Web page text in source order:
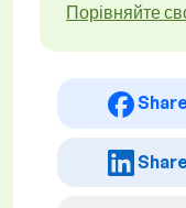
Порівняйте